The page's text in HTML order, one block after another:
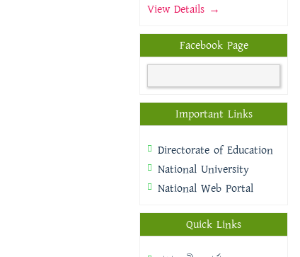
View Details →
Facebook Page
Important Links
Directorate of Education
National University
National Web Portal
Quick Links